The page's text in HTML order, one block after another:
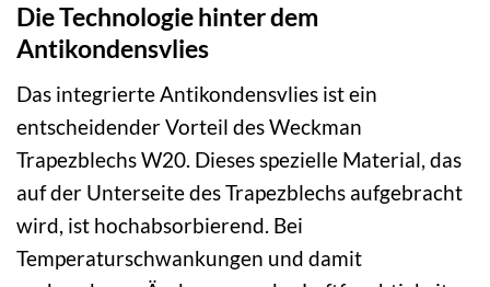
Die Technologie hinter dem
Antikondensvlies
Das integrierte Antikondensvlies ist ein
entscheidender Vorteil des Weckman
Trapezblechs W20. Dieses spezielle Material, das
auf der Unterseite des Trapezblechs aufgebracht
wird, ist hochabsorbierend. Bei
Temperaturschwankungen und damit